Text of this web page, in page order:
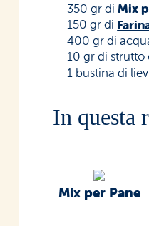
350 gr diMix
150 gr di
400 gr di
10 gr di strutto
1 bustina di
In questa
Mix per Pane